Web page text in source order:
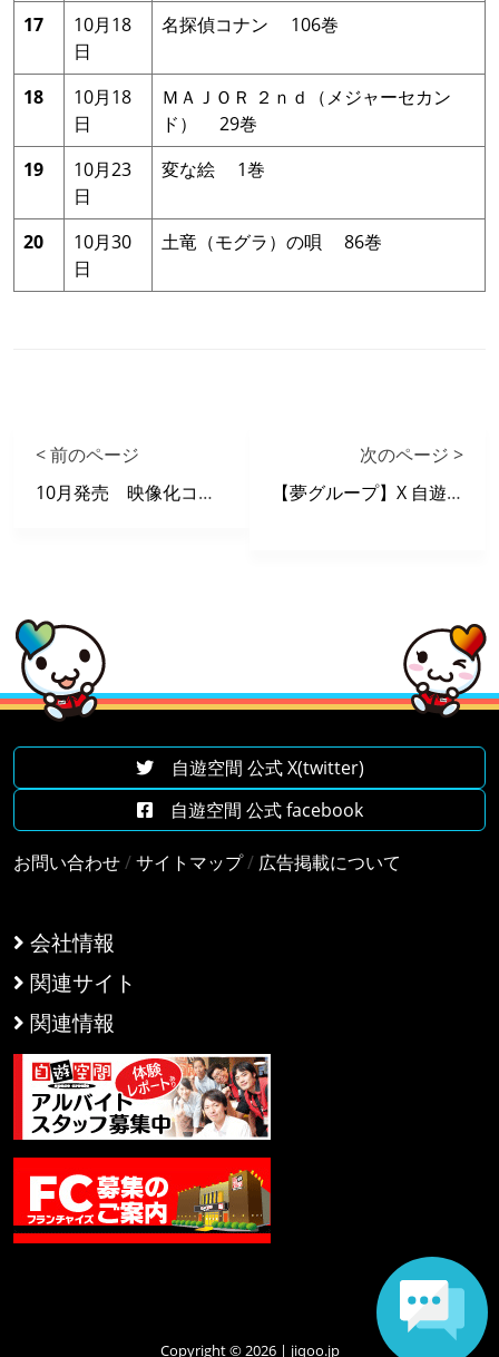
17
10月18
日
名探偵コナン 106巻
18
10月18
日
ＭＡＪＯＲ ２ｎｄ（メジャーセカン
ド） 29巻
19
10月23
日
変な絵 1巻
20
10月30
日
土竜（モグラ）の唄 86巻
< 前のページ
10月発売 映像化コミック
次のページ >
【夢グループ】X 自遊空間 タイアップキャンペーン
会社情報
関連サイト
関連情報
自遊空間 公式 X(twitter)
自遊空間 公式 facebook
お問い合わせ/サイトマップ/ 広告掲載について
Copyright © 2026 | jiqoo.jp